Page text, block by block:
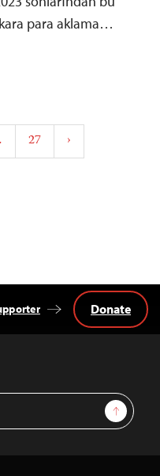
para aklama…
27 ›
Sign Up
Donate